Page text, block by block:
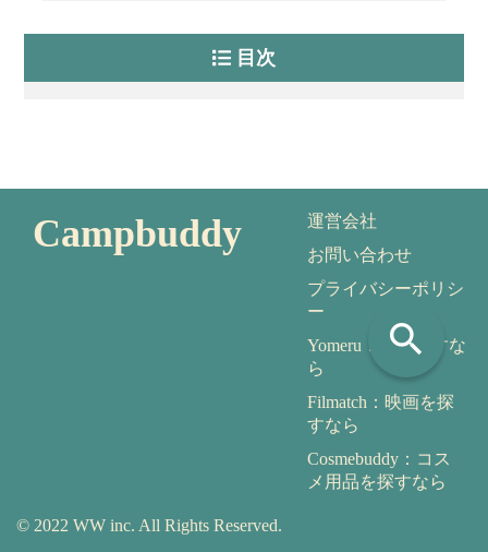
目次
search
Campbuddy
運営会社
お問い合わせ
プライバシーポリシ
ー
Yomeru：本を探すな
ら
Filmatch：映画を探
すなら
Cosmebuddy：コス
メ用品を探すなら
© 2022 WW inc. All Rights Reserved.